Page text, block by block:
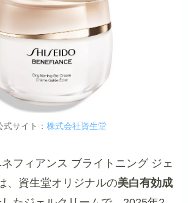
式サイト： 株式会社資生堂
フィアンス ブライトニング ジェ
、資生堂オリジナルの美白有効成